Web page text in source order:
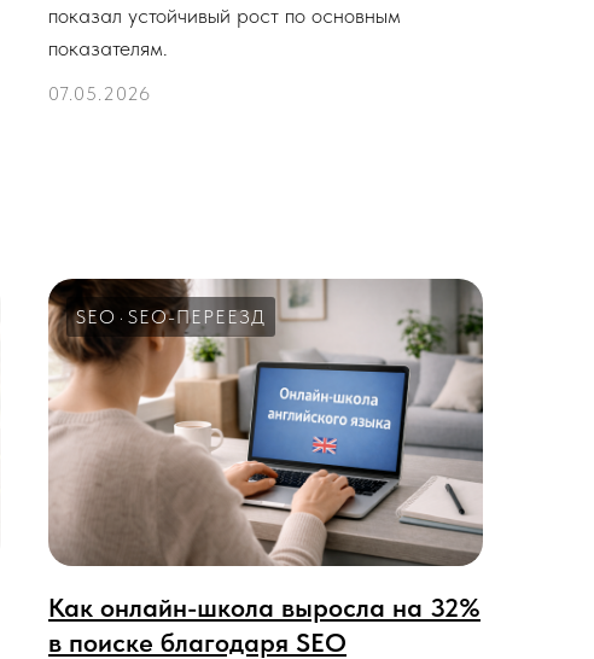
показал устойчивый рост по основным
показателям.
07.05.2026
SEO SEO-ПЕРЕЕЗД
Как онлайн-школа выросла на 32%
в поиске благодаря SEO